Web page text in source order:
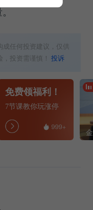
成任何投资建议，仅供
，投资需谨慎！投诉
免费领福利！
7节课教你玩涨停